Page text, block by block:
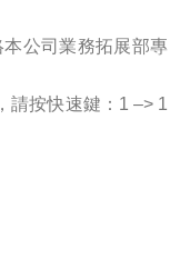
公司業務拓展部專
請按快速鍵：1 –> 1